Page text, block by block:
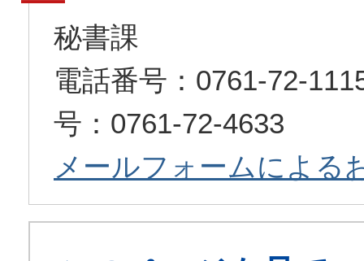
秘書課
電話番号：0761-72-
号：0761-72-4633
メールフォームによる